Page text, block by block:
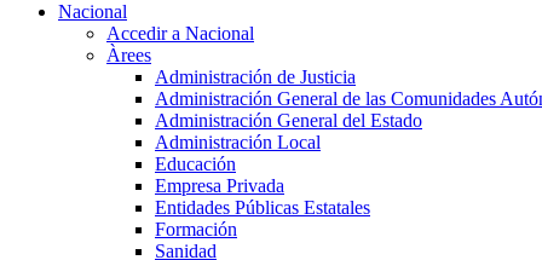
Nacional
Accedir a Nacional
Àrees
Administración de Justicia
Administración General de las Comunidades
Administración General del Estado
Administración Local
Educación
Empresa Privada
Entidades Públicas Estatales
Formación
Sanidad